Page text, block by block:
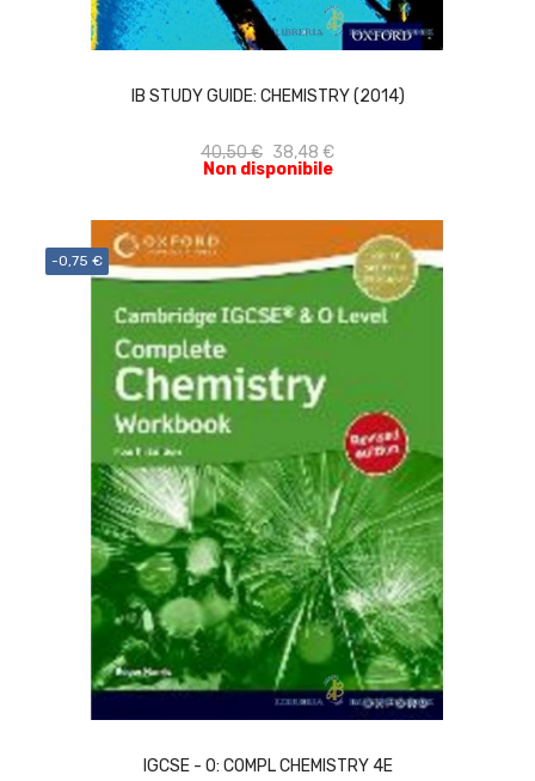
IB STUDY GUIDE: CHEMISTRY (2014)
40,50 € 38,48 €
Non disponibile
ACQUISTA
-0,75 €
IGCSE - O: COMPL CHEMISTRY 4E